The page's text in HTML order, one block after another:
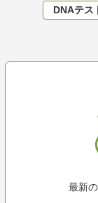
DNAテス
最新